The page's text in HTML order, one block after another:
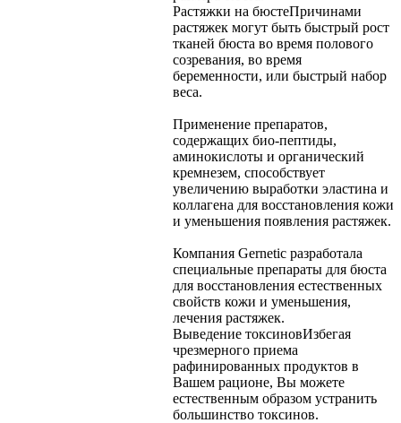
Растяжки на бюстеПричинами
растяжек могут быть быстрый рост
тканей бюста во время полового
созревания, во время
беременности, или быстрый набор
веса.
Применение препаратов,
содержащих био-пептиды,
аминокислоты и органический
кремнезем, способствует
увеличению выработки эластина и
коллагена для восстановления кожи
и уменьшения появления растяжек.
Компания Gernetic разработала
специальные препараты для бюста
для восстановления естественных
свойств кожи и уменьшения,
лечения растяжек.
Выведение токсиновИзбегая
чрезмерного приема
рафинированных продуктов в
Вашем рационе, Вы можете
естественным образом устранить
большинство токсинов.